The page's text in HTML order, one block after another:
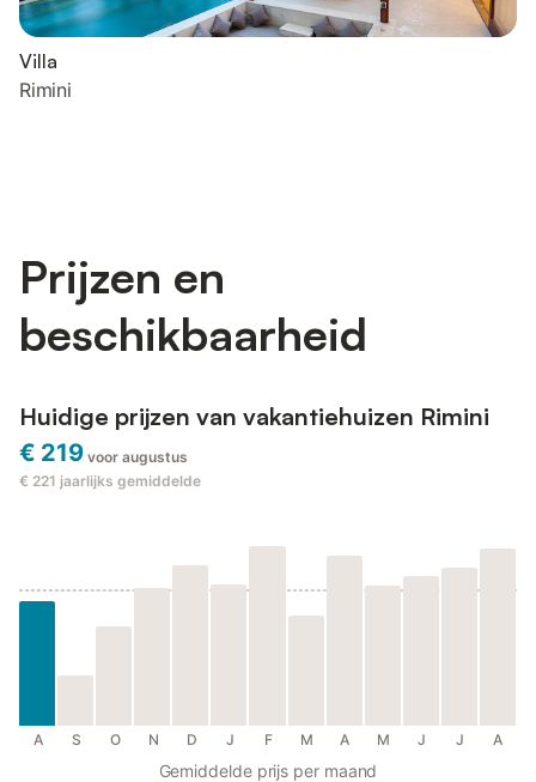
Villa
Rimini
Prijzen en
beschikbaarheid
Huidige prijzen van vakantiehuizen Rimini
€ 219 voor augustus
€ 221 jaarlijks gemiddelde
A S O N D J F M A M J J A
Gemiddelde prijs per maand